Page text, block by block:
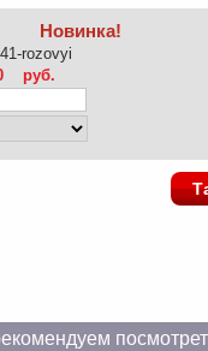
кокетки заложена
разреза 24 см. Платье
и подклада. Длина
63%/Вискоза
соблюдении режима
Новинка!
rozovyi
руб.